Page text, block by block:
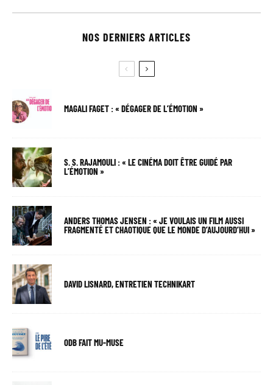
NOS DERNIERS ARTICLES
MAGALI FAGET : « DÉGAGER DE L’ÉMOTION »
S. S. RAJAMOULI : « LE CINÉMA DOIT ÊTRE GUIDÉ PAR
L’ÉMOTION »
ANDERS THOMAS JENSEN : « JE VOULAIS UN FILM AUSSI
FRAGMENTÉ ET CHAOTIQUE QUE LE MONDE D’AUJOURD’HUI »
DAVID LISNARD, ENTRETIEN TECHNIKART
ODB FAIT MU-MUSE